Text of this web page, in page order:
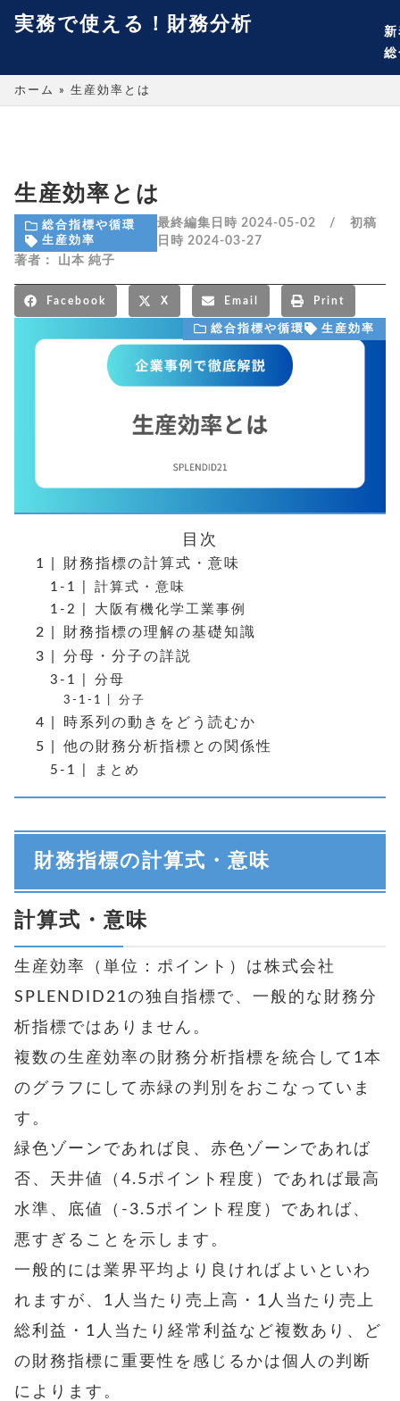
実務で使える！財務分析
ホーム » 生産効率とは
生産効率とは
総合指標や循環
生産効率
最終編集日時 2024-05-02 / 初稿
日時 2024-03-27
著者：
山本 純子
Facebook X Email Print
総合指標や循環 生産効率
目次
財務指標の計算式・意味
計算式・意味
大阪有機化学工業事例
財務指標の理解の基礎知識
分母・分子の詳説
分母
分子
時系列の動きをどう読むか
他の財務分析指標との関係性
まとめ
財務指標の計算式・意味
計算式・意味
生産効率（単位：ポイント）は株式会社
SPLENDID21の独自指標で、一般的な財務分
析指標ではありません。
複数の生産効率の財務分析指標を統合して1本
のグラフにして赤緑の判別をおこなっていま
す。
緑色ゾーンであれば良、赤色ゾーンであれば
否、天井値（4.5ポイント程度）であれば最高
水準、底値（-3.5ポイント程度）であれば、
悪すぎることを示します。
一般的には業界平均より良ければよいといわ
れますが、1人当たり売上高・1人当たり売上
総利益・1人当たり経常利益など複数あり、ど
の財務指標に重要性を感じるかは個人の判断
によります。